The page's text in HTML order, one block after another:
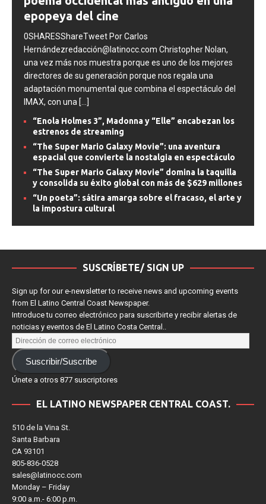
poema occidental más antiguo en una
epopeya del cine
0SHARESShareTweet Por Carlos
Hernándezredacción@latinocc.com Christopher Nolan,
una vez más nos muestra porque es uno de los mejores
directores de su generación porque nos regala una
adaptación monumental que combina el espectáculo del
IMAX, con una [...]
“Enola Holmes 3”, Madonna y “Elle” encabezan los
estrenos de streaming
“The Super Mario Galaxy Movie”: una aventura
espacial que convierte la nostalgia en espectáculo
“The Super Mario Galaxy Movie” domina la taquilla
y consolida su éxito global con más de $629 millones
“Un poeta”: sátira amarga sobre el fracaso, el arte y
la impostura cultural
SUSCRÍBETE/ SIGN UP
Sign up for our e-newsletter to receive news and upcoming events
from El Latino Central Coast Newspaper.
Introduce tu correo electrónico para suscribirte y recibir alertas de
noticias y eventos de El Latino Costa Central..
510 de la Vina St.
Santa Barbara
CA 93101
805-836-0528
sales@latinocc.com
Monday – Friday